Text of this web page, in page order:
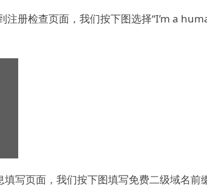
注册检查页面，我们按下图选择“I’m a
写页面，我们按下图填写免费二级域名前